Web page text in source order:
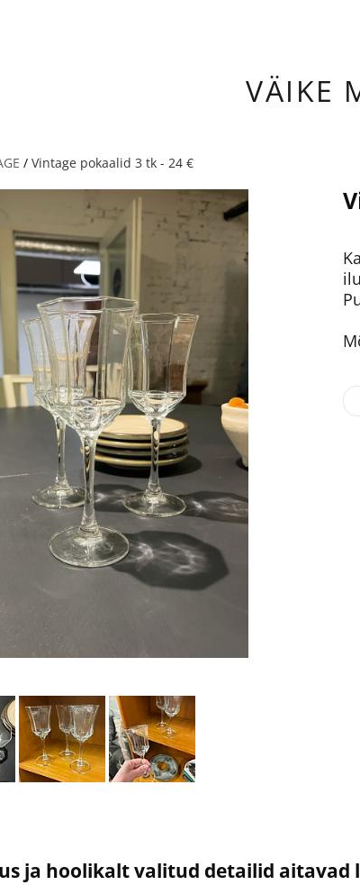
VÄIKE
/ Vintage pokaalid 3 tk - 24 €
ja hoolikalt valitud detailid